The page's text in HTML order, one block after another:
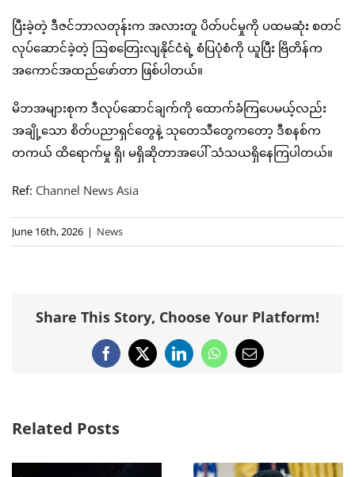
ပြီးခဲ့တဲ့ ဒီဇင်ဘာလတုန်းက အလားတူ ပိတ်ပင်မှုကို ပထမဆုံး စတင်
လုပ်ဆောင်ခဲ့တဲ့ ဩစတြေးလျနိုင်ငံရဲ့ စံပြပုံစံကို ယူပြီး ဗြိတိန်က
အကောင်အထည်ဖော်တာ ဖြစ်ပါတယ်။
မိဘအများစုက ဒီလုပ်ဆောင်ချက်ကို ထောက်ခံကြပေမယ့်လည်း
အချို့သော စိတ်ပညာရှင်တွေနဲ့ သုတေသီတွေကတော့ ဒီစနစ်က
တကယ် ထိရောက်မှု ရှိ၊ မရှိဆိုတာအပေါ် သံသယရှိနေကြပါတယ်။
Ref: Channel News Asia
June 16th, 2026 | News
Share This Story, Choose Your Platform!
Facebook
X LinkedInWhatsApp
Email
Related Posts